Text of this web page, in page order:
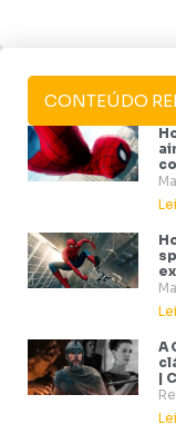
CONTEÚDO
A
|